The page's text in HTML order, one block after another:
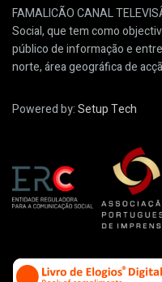
FAMALICÃO CANAL
Social, que tem como
público de informação e
norte, área geográfica de
Powered by:Setup Tech